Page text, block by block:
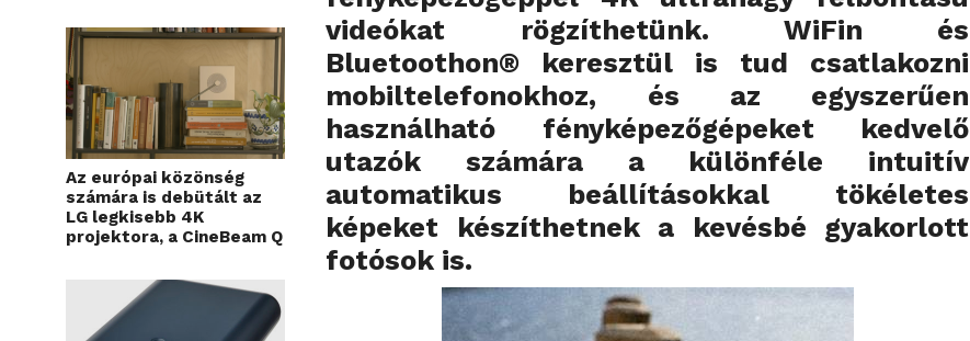
Az európai közönség
számára is debütált az
LG legkisebb 4K
projektora, a CineBeam Q
videókat rögzíthetünk. WiFin és
Bluetoothon® keresztül is tud csatlakozni
mobiltelefonokhoz, és az egyszerűen
használható fényképezőgépeket kedvelő
utazók számára a különféle intuitív
automatikus beállításokkal tökéletes
képeket készíthetnek a kevésbé gyakorlott
fotósok is.